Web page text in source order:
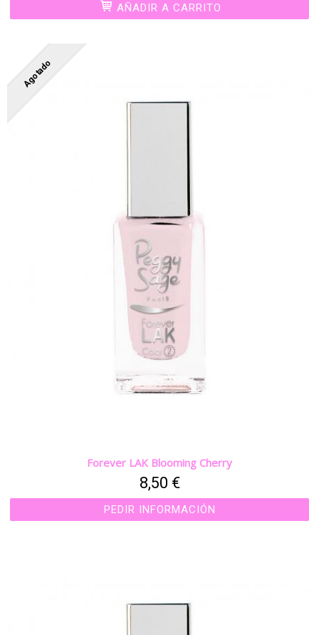
AÑADIR A CARRITO
Agotado
Forever LAK Blooming Cherry
8,50 €
PEDIR INFORMACIÓN